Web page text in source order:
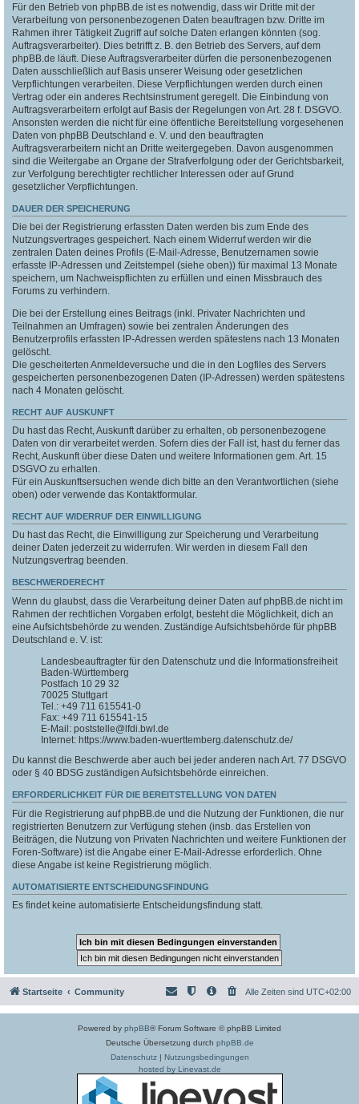
Für den Betrieb von phpBB.de ist es notwendig, dass wir Dritte mit der
Verarbeitung von personenbezogenen Daten beauftragen bzw. Dritte im
Rahmen ihrer Tätigkeit Zugriff auf solche Daten erlangen könnten (sog.
Auftragsverarbeiter). Dies betrifft z. B. den Betrieb des Servers, auf dem
phpBB.de läuft. Diese Auftragsverarbeiter dürfen die personenbezogenen
Daten ausschließlich auf Basis unserer Weisung oder gesetzlichen
Verpflichtungen verarbeiten. Diese Verpflichtungen werden durch einen
Vertrag oder ein anderes Rechtsinstrument geregelt. Die Einbindung von
Auftragsverarbeitern erfolgt auf Basis der Regelungen von Art. 28 f. DSGVO.
Ansonsten werden die nicht für eine öffentliche Bereitstellung vorgesehenen
Daten von phpBB Deutschland e. V. und den beauftragten
Auftragsverarbeitern nicht an Dritte weitergegeben. Davon ausgenommen
sind die Weitergabe an Organe der Strafverfolgung oder der Gerichtsbarkeit,
zur Verfolgung berechtigter rechtlicher Interessen oder auf Grund
gesetzlicher Verpflichtungen.
DAUER DER SPEICHERUNG
Die bei der Registrierung erfassten Daten werden bis zum Ende des
Nutzungsvertrages gespeichert. Nach einem Widerruf werden wir die
zentralen Daten deines Profils (E-Mail-Adresse, Benutzernamen sowie
erfasste IP-Adressen und Zeitstempel (siehe oben)) für maximal 13 Monate
speichern, um Nachweispflichten zu erfüllen und einen Missbrauch des
Forums zu verhindern.
Die bei der Erstellung eines Beitrags (inkl. Privater Nachrichten und
Teilnahmen an Umfragen) sowie bei zentralen Änderungen des
Benutzerprofils erfassten IP-Adressen werden spätestens nach 13 Monaten
gelöscht.
Die gescheiterten Anmeldeversuche und die in den Logfiles des Servers
gespeicherten personenbezogenen Daten (IP-Adressen) werden spätestens
nach 4 Monaten gelöscht.
RECHT AUF AUSKUNFT
Du hast das Recht, Auskunft darüber zu erhalten, ob personenbezogene
Daten von dir verarbeitet werden. Sofern dies der Fall ist, hast du ferner das
Recht, Auskunft über diese Daten und weitere Informationen gem. Art. 15
DSGVO zu erhalten.
Für ein Auskunftsersuchen wende dich bitte an den Verantwortlichen (siehe
oben) oder verwende das Kontaktformular.
RECHT AUF WIDERRUF DER EINWILLIGUNG
Du hast das Recht, die Einwilligung zur Speicherung und Verarbeitung
deiner Daten jederzeit zu widerrufen. Wir werden in diesem Fall den
Nutzungsvertrag beenden.
BESCHWERDERECHT
Wenn du glaubst, dass die Verarbeitung deiner Daten auf phpBB.de nicht im
Rahmen der rechtlichen Vorgaben erfolgt, besteht die Möglichkeit, dich an
eine Aufsichtsbehörde zu wenden. Zuständige Aufsichtsbehörde für phpBB
Deutschland e. V. ist:
Landesbeauftragter für den Datenschutz und die Informationsfreiheit
Baden-Württemberg
Postfach 10 29 32
70025 Stuttgart
Tel.: +49 711 615541-0
Fax: +49 711 615541-15
E-Mail: poststelle@lfdi.bwl.de
Internet: https://www.baden-wuerttemberg.datenschutz.de/
Du kannst die Beschwerde aber auch bei jeder anderen nach Art. 77 DSGVO
oder § 40 BDSG zuständigen Aufsichtsbehörde einreichen.
ERFORDERLICHKEIT FÜR DIE BEREITSTELLUNG VON DATEN
Für die Registrierung auf phpBB.de und die Nutzung der Funktionen, die nur
registrierten Benutzern zur Verfügung stehen (insb. das Erstellen von
Beiträgen, die Nutzung von Privaten Nachrichten und weitere Funktionen der
Foren-Software) ist die Angabe einer E-Mail-Adresse erforderlich. Ohne
diese Angabe ist keine Registrierung möglich.
AUTOMATISIERTE ENTSCHEIDUNGSFINDUNG
Es findet keine automatisierte Entscheidungsfindung statt.
Startseite Community Alle Zeiten sind UTC+02:00
Powered by phpBB® Forum Software © phpBB Limited
Deutsche Übersetzung durch phpBB.de
Datenschutz| Nutzungsbedingungen
hosted by Linevast.de